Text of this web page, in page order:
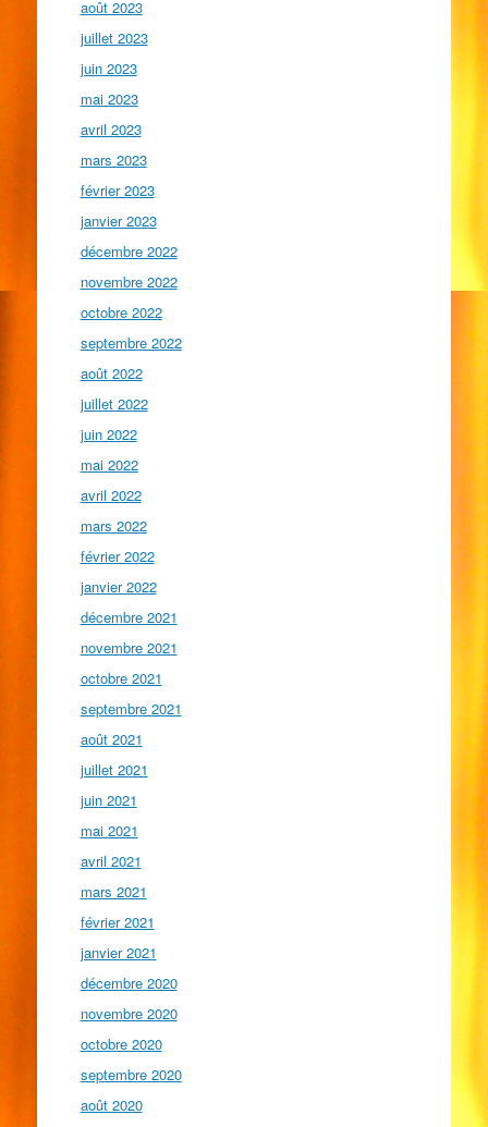
août 2023
juillet 2023
juin 2023
mai 2023
avril 2023
mars 2023
février 2023
janvier 2023
décembre 2022
novembre 2022
octobre 2022
septembre 2022
août 2022
juillet 2022
juin 2022
mai 2022
avril 2022
mars 2022
février 2022
janvier 2022
décembre 2021
novembre 2021
octobre 2021
septembre 2021
août 2021
juillet 2021
juin 2021
mai 2021
avril 2021
mars 2021
février 2021
janvier 2021
décembre 2020
novembre 2020
octobre 2020
septembre 2020
août 2020